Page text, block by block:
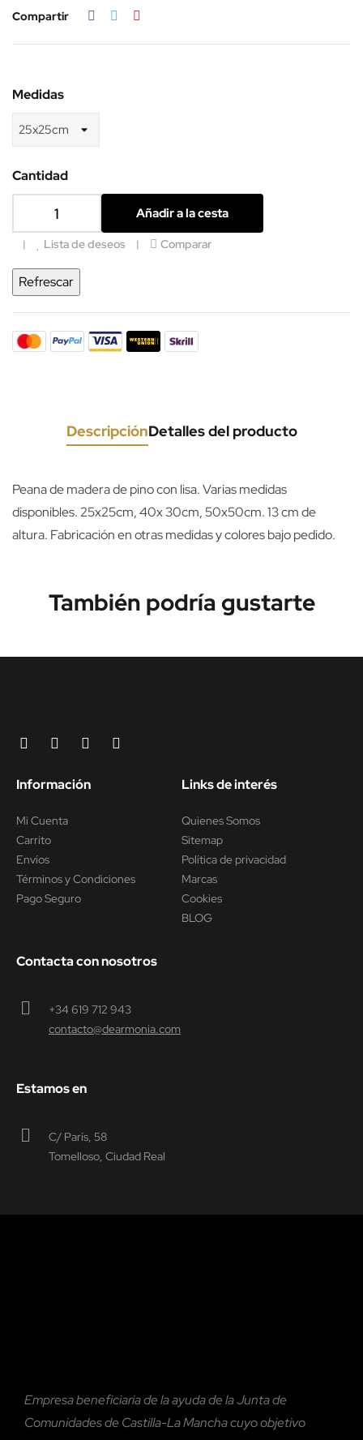
Compartir
Medidas
Cantidad
Añadir a la cesta
Lista de deseos Comparar
DescripciónDetalles del producto
Peana de madera de pino con lisa. Varias medidas
disponibles. 25x25cm, 40x 30cm, 50x50cm. 13 cm de
altura. Fabricación en otras medidas y colores bajo pedido.
También podría gustarte
Información
Mi Cuenta
Carrito
Envíos
Términos y Condiciones
Pago Seguro
Links de interés
Quienes Somos
Sitemap
Política de privacidad
Marcas
Cookies
BLOG
Contacta con nosotros
+34 619 712 943
contacto@dearmonia.com
Estamos en
C/ París, 58
Tomelloso, Ciudad Real
Empresa beneficiaria de la ayuda de la Junta de
Comunidades de Castilla-La Mancha cuyo objetivo